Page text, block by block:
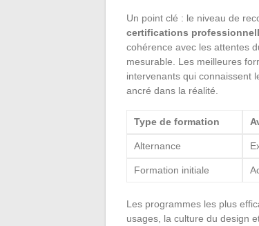
Un point clé : le niveau de
certifications
cohérence avec les attentes
mesurable. Les meilleures
intervenants qui connaissent
ancré dans la réalité.
Type de formation
Alternance
Formation initiale
Les programmes les plus
usages, la culture du design